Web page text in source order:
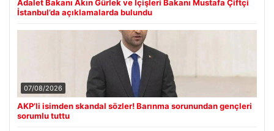
Adalet Bakanı Akın Gürlek ve İçişleri Bakanı Mustafa Çiftçi
İstanbul’da açıklamalarda bulundu
07/08/2026
AKP’li isimden skandal sözler! Barınma sorunundan gençleri
sorumlu tuttu